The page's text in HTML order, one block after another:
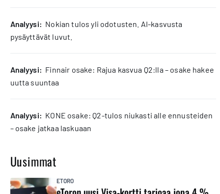
analyysi: Nokian tulos yli odotusten. AI-kasvusta
pysäyttävät luvut.
analyysi: Finnair osake: Rajua kasvua Q2:lla – osake hakee
uutta suuntaa
analyysi: KONE osake: Q2-tulos niukasti alle ennusteiden
– osake jatkaa laskuaan
Uusimmat
ETORO